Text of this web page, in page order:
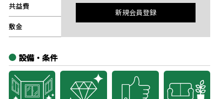
共益費
敷金
新規会員登録
設備・条件